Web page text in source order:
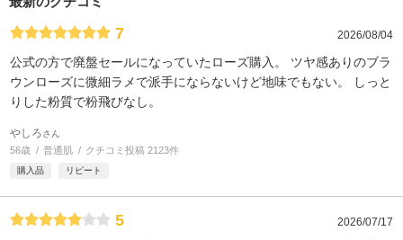
7 2026/08/04
公式の方で廃盤セールになっていたローズ購入。 ツヤ感ありのブラ
ウンローズに微細ラメで派手にならないけど地味でもない。 しっと
りした粉質で粉飛びなし。
やしろさん
56歳 普通肌 クチコミ投稿 2123件
購入品 リピート
5 2026/07/17